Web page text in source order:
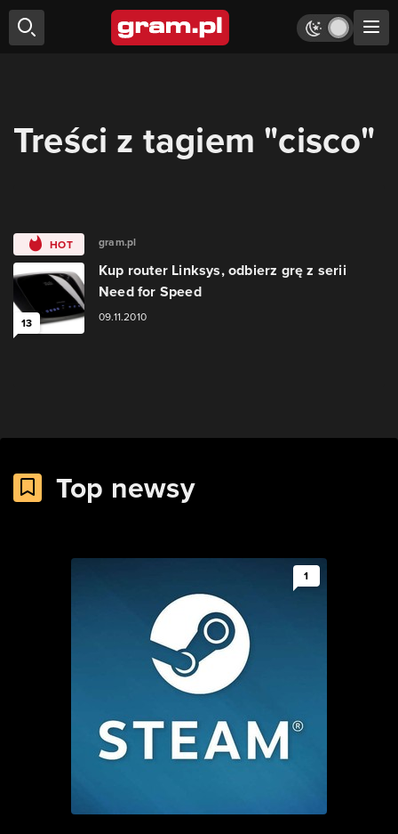
Treści z tagiem "cisco"
HOT
13
gram.pl
Kup router Linksys, odbierz grę z serii
Need for Speed
09.11.2010
Top newsy
1